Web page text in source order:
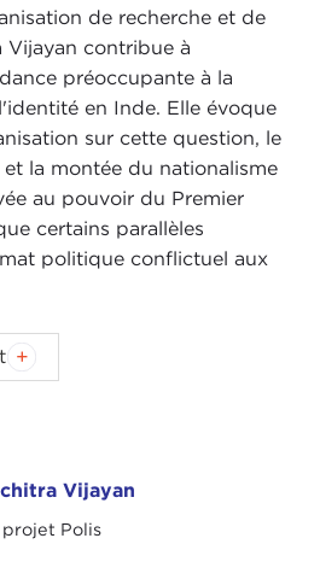
Vijayan
projet Polis
de recherche et de
Vijayan contribue à
préoccupante à la
en Inde. Elle évoque
sur cette question, le
la montée du nationalisme
au pouvoir du Premier
certains parallèles
politique conflictuel aux
director of The Polis
journalism organization,
based violence in
connection to a rise in
Prime Minister Modi
imperfect parallels with